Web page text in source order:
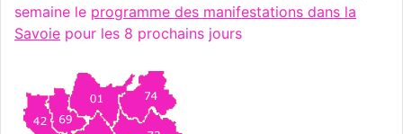
semaine le programme des manifestations dans la
Savoie pour les 8 prochains jours